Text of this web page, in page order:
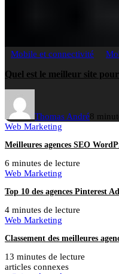
Mobile et connectivité
Quel est le meilleur site
Thomas André8
Web Marketing
Meilleures agences SEO
6 minutes de lecture
Web Marketing
Top 10 des agences Pinterest
4 minutes de lecture
Web Marketing
Classement des meilleures
13 minutes de lecture
articles connexes